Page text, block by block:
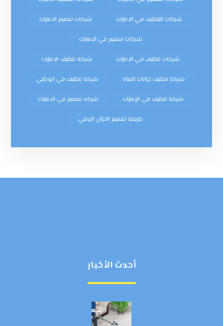
شركات التنظيف في الامارات شركات تعقيم الامارات
شركات تعقيم في الامارات
شركات تنظيف في الامارات شركة تنظيف الامارات
شركة تنظيف خزانات المياه شركة تنظيف في ابوظبي
شركة تنظيف في الإمارات شركه تعقيم في الامارات
طريقة تعقيم الخزان الارضي
أحدث الأخبار